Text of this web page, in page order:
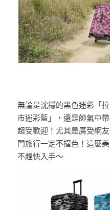
無論是沈穩的黑色迷彩「
市迷彩藍」，還是帥氣中
超受歡迎！尤其是廣受網
門旅行一定不撞色！這麼
不趕快入手～